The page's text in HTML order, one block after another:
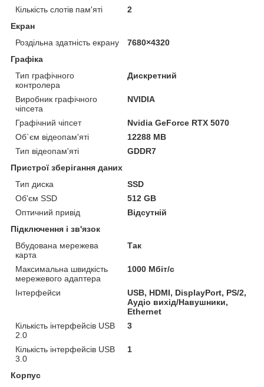
Кількість слотів пам'яті
2
Екран
Роздільна здатність екрану
7680×4320
Графіка
Тип графічного
контролера
Дискретний
Виробник графічного
чіпсета
NVIDIA
Графічний чіпсет
Nvidia GeForce RTX 5070
Об`єм відеопам'яті
12288 MB
Тип відеопам'яті
GDDR7
Пристрої зберігання даних
Тип диска
SSD
Об'єм SSD
512 GB
Оптичний привід
Відсутній
Підключення і зв'язок
Вбудована мережева
карта
Так
Максимальна швидкість
мережевого адаптера
1000 Мбіт/с
Інтерфейси
USB, HDMI, DisplayPort, PS/2,
Аудіо вихід/Навушники,
Ethernet
Кількість інтерфейсів USB
2.0
3
Кількість інтерфейсів USB
3.0
1
Корпус